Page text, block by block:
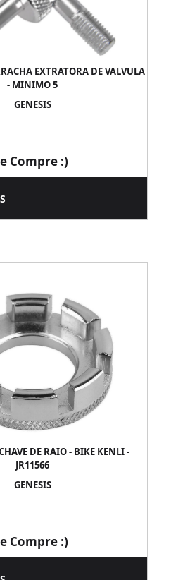
EXTRATORA DE VALVULA
- MINIMO 5
GENESIS
Compre :)
DE RAIO - BIKE KENLI -
JR11566
GENESIS
Compre :)